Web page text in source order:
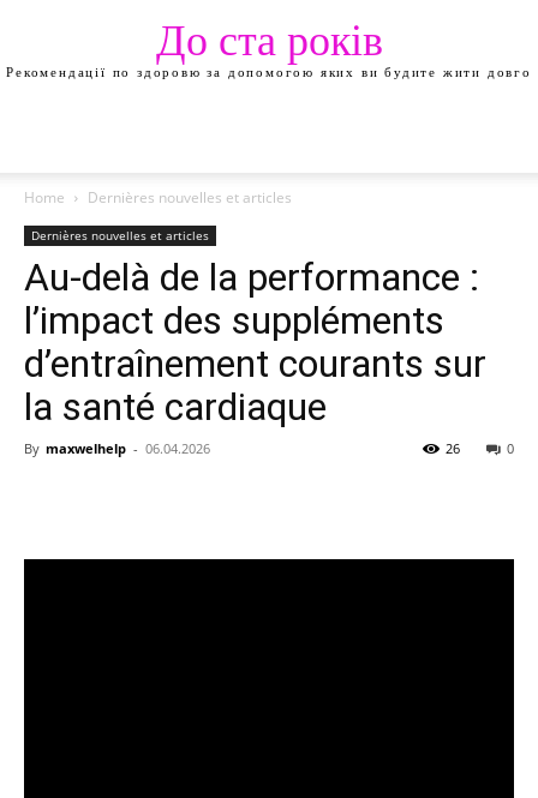
До ста років
Рекомендації по здоровю за допомогою яких ви будите жити довго
Home Dernières nouvelles et articles
Dernières nouvelles et articles
Au-delà de la performance :
l’impact des suppléments
d’entraînement courants sur
la santé cardiaque
By maxwelhelp - 06.04.2026 0
26